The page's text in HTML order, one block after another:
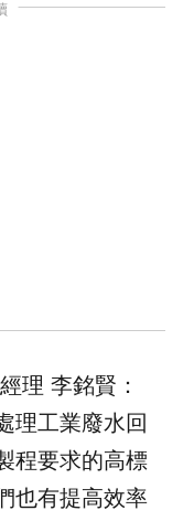
理 李銘賢：
理工業廢水回
程要求的高標
也有提高效率